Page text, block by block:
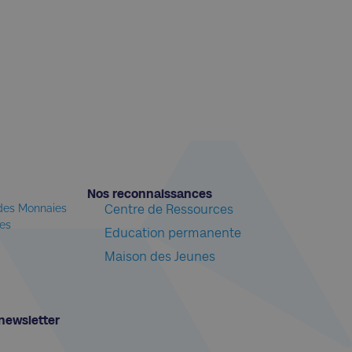
Monnaies
Nos reconnaissances​
Centre de Ressources
Education permanente
Maison des Jeunes